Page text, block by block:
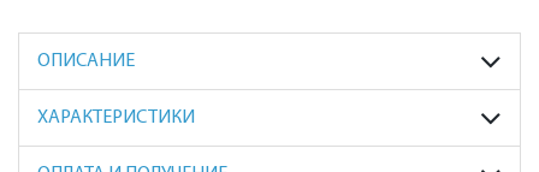
ОПИСАНИЕ
ХАРАКТЕРИСТИКИ